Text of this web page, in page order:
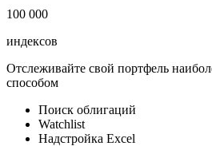
100 000
индексов
Отслеживайте свой портфель
способом
Поиск облигаций
Watchlist
Надстройка Excel